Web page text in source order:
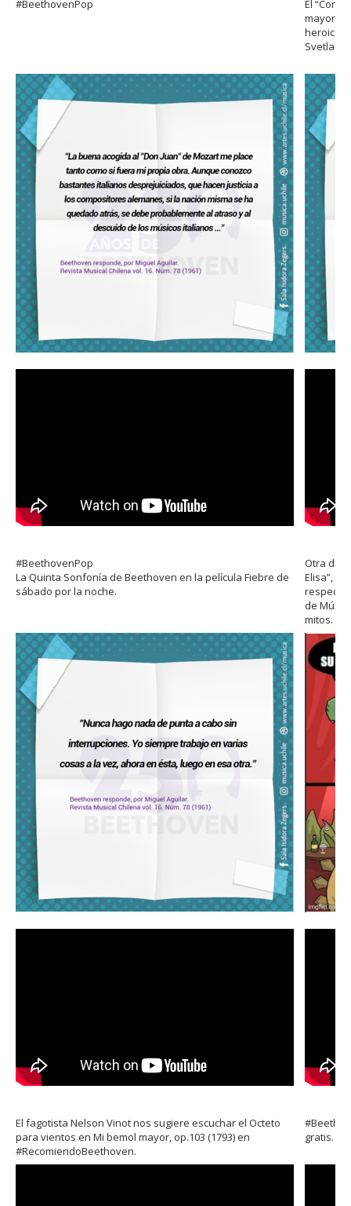
#BeethovenPop
El
mayor
heroica
Svetlana
#BeethovenPop
La Quinta Sonfonía de Beethoven en la película Fiebre de
sábado por la noche.
Otra de
Elisa”,
respecto
de
mitos.
El fagotista Nelson Vinot nos sugiere escuchar el Octeto
para vientos en Mi bemol mayor, op.103 (1793) en
#RecomiendoBeethoven.
gratis.